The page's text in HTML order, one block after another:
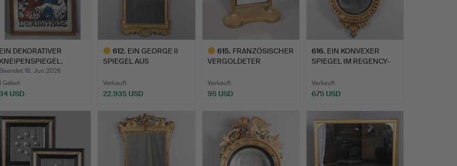
EIN DEKORATIVER
KNEIPENSPIEGEL.
Beendet 18. Jun 2026
Gebot
USD
612. EIN GEORGE II
SPIEGEL AUS
Verkauft
22.935 USD
615. FRANZÖSISCHER
VERGOLDETER
Verkauft
95 USD
616. EIN KONVEXER
SPIEGEL IM REGENCY-
Verkauft
675 USD